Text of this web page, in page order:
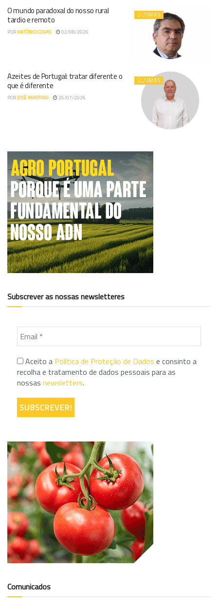
ÚLTIMAS
O mundo paradoxal do nosso rural
tardio e remoto
PORANTÓNIO COVAS 02/08/2026
ÚLTIMAS
Azeites de Portugal: tratar diferente o
que é diferente
PORJOSÉ MARTINO 26/07/2026
Subscrever as nossas newsletteres
Aceito a Política de Proteção de Dados e consinto a
recolha e tratamento de dados pessoais para as
nossas newsletters.
Comunicados